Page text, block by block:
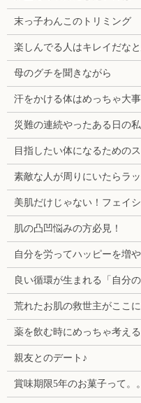
末っ子わんこのトリミング
楽しんでる人はキレイだな
母のグチを聞きながら
汗をかける体はめっちゃ大事
災難の連続やったある日の私
目指したい体になるための
素敵な人が周りにいたらラ
美肌だけじゃない！フェイ
肌の凸凹悩みの方必見！
自分を労ってハッピーを増や
良い循環が生まれる「自分の
荒れたお肌の救世主がここに
薬を飲む時にめっちゃ考え
親友とのデート♪
賞味期限5年のお菓子って。